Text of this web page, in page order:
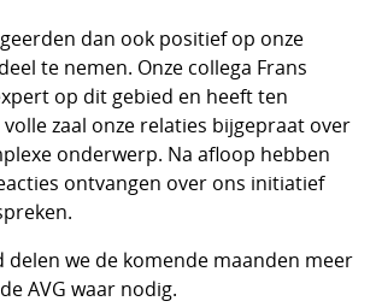
dan ook positief op onze
te nemen. Onze collega Frans
op dit gebied en heeft ten
zaal onze relaties bijgepraat over
onderwerp. Na afloop hebben
ontvangen over ons initiatief
delen we de komende maanden meer
AVG waar nodig.